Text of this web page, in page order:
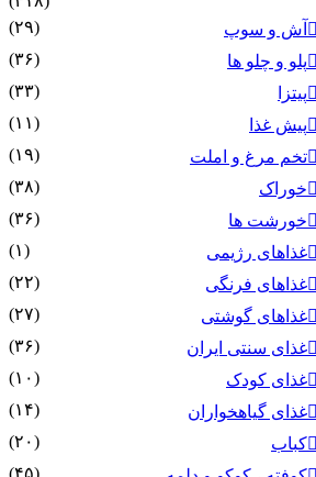
آش و سوپ
(۲۹)
پلو و چلو ها
(۳۶)
پیتزا
(۳۳)
پیش غذا
(۱۱)
تخم مرغ و املت
(۱۹)
خوراک
(۳۸)
خورشت ها
(۳۶)
غذاهای رژیمی
(۱)
غذاهای فرنگی
(۲۲)
غذاهای گوشتی
(۲۷)
غذای سنتی ایران
(۳۶)
غذای کودک
(۱۰)
غذای گیاهخواران
(۱۴)
کباب
(۲۰)
(۴۵)